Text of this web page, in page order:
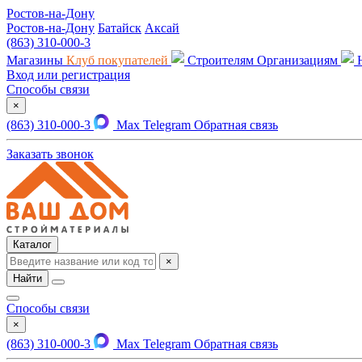
Ростов-на-Дону
Ростов-на-Дону Батайск Аксай
(863) 310-000-3
Магазины Клуб покупателей Строителям Организациям
Вход или регистрация
Способы связи
×
(863) 310-000-3 Max Telegram Обратная связь
Заказать звонок
Каталог
×
Найти
Способы связи
×
(863) 310-000-3 Max Telegram Обратная связь